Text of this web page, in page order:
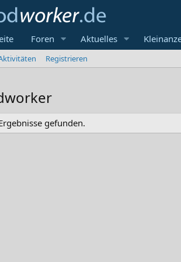
Foren Aktuelles
Registrieren
gefunden.